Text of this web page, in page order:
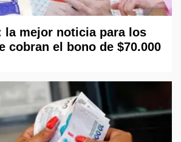
la mejor noticia para los
cobran el bono de $70.000